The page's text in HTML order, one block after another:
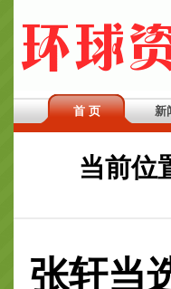
首 页 新
当前位
张轩当